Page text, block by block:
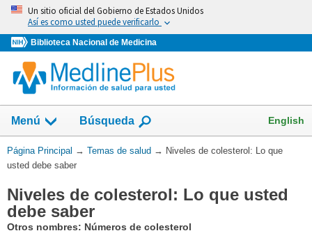
Omita
vaya
al
Contenido
Un sitio oficial del Gobierno de Estados Unidos
Así es como usted puede verificarlo
Biblioteca Nacional de Medicina
Menú
Mostrar
campo
de
Búsqueda English
Usted
está
Página Principal → Temas de salud → Niveles de colesterol: Lo que
usted debe saber
Niveles de colesterol: Lo que usted
debe saber
Otros nombres: Números de colesterol